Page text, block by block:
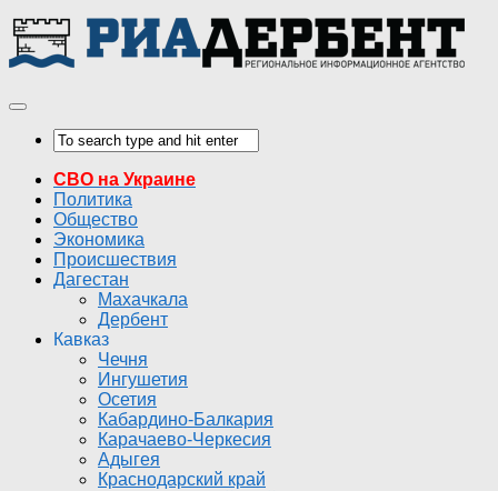
СВО на Украине
Политика
Общество
Экономика
Происшествия
Дагестан
Махачкала
Дербент
Кавказ
Чечня
Ингушетия
Осетия
Кабардино-Балкария
Карачаево-Черкесия
Адыгея
Краснодарский край